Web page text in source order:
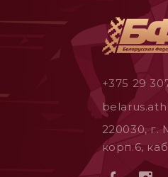
+375 29
220030, г.
корп.6,